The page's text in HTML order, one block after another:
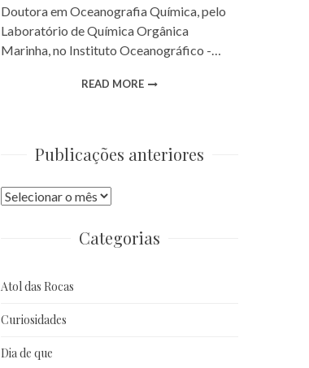
Doutora em Oceanografia Química, pelo
Laboratório de Química Orgânica
Marinha, no Instituto Oceanográfico -…
READ MORE
Publicações anteriores
Publicações
Categorias
Atol das Rocas
Curiosidades
Dia de que